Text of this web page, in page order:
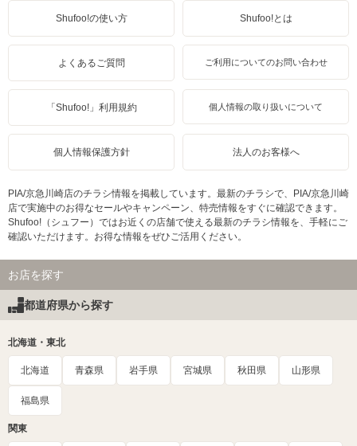
Shufoo!の使い方 Shufoo!とは
よくあるご質問 ご利用についてのお問い合わせ
「Shufoo!」利用規約 個人情報の取り扱いについて
個人情報保護方針 法人のお客様へ
PIA/京急川崎店のチラシ情報を掲載しています。最新のチラシで、PIA/京急川崎
店で実施中のお得なセールやキャンペーン、特売情報をすぐに確認できます。
Shufoo!（シュフー）ではお近くの店舗で使える最新のチラシ情報を、手軽にご
確認いただけます。お得な情報をぜひご活用ください。
お店を探す
都道府県から探す
北海道・東北
北海道 青森県 岩手県 宮城県 秋田県 山形県
福島県
関東